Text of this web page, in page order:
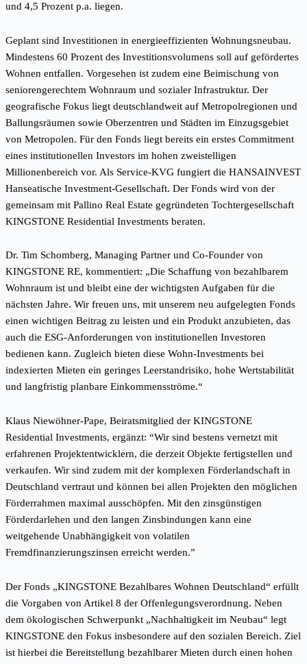
und 4,5 Prozent p.a. liegen.
Geplant sind Investitionen in energieeffizienten Wohnungsneubau.
Mindestens 60 Prozent des Investitionsvolumens soll auf gefördertes
Wohnen entfallen. Vorgesehen ist zudem eine Beimischung von
seniorengerechtem Wohnraum und sozialer Infrastruktur. Der
geografische Fokus liegt deutschlandweit auf Metropolregionen und
Ballungsräumen sowie Oberzentren und Städten im Einzugsgebiet
von Metropolen. Für den Fonds liegt bereits ein erstes Commitment
eines institutionellen Investors im hohen zweistelligen
Millionenbereich vor. Als Service-KVG fungiert die HANSAINVEST
Hanseatische Investment-Gesellschaft. Der Fonds wird von der
gemeinsam mit Pallino Real Estate gegründeten Tochtergesellschaft
KINGSTONE Residential Investments beraten.
Dr. Tim Schomberg, Managing Partner und Co-Founder von
KINGSTONE RE, kommentiert: „Die Schaffung von bezahlbarem
Wohnraum ist und bleibt eine der wichtigsten Aufgaben für die
nächsten Jahre. Wir freuen uns, mit unserem neu aufgelegten Fonds
einen wichtigen Beitrag zu leisten und ein Produkt anzubieten, das
auch die ESG-Anforderungen von institutionellen Investoren
bedienen kann. Zugleich bieten diese Wohn-Investments bei
indexierten Mieten ein geringes Leerstandrisiko, hohe Wertstabilität
und langfristig planbare Einkommensströme.“
Klaus Niewöhner-Pape, Beiratsmitglied der KINGSTONE
Residential Investments, ergänzt: “Wir sind bestens vernetzt mit
erfahrenen Projektentwicklern, die derzeit Objekte fertigstellen und
verkaufen. Wir sind zudem mit der komplexen Förderlandschaft in
Deutschland vertraut und können bei allen Projekten den möglichen
Förderrahmen maximal ausschöpfen. Mit den zinsgünstigen
Förderdarlehen und den langen Zinsbindungen kann eine
weitgehende Unabhängigkeit von volatilen
Fremdfinanzierungszinsen erreicht werden.”
Der Fonds „KINGSTONE Bezahlbares Wohnen Deutschland“ erfüllt
die Vorgaben von Artikel 8 der Offenlegungsverordnung. Neben
dem ökologischen Schwerpunkt „Nachhaltigkeit im Neubau“ legt
KINGSTONE den Fokus insbesondere auf den sozialen Bereich. Ziel
ist hierbei die Bereitstellung bezahlbarer Mieten durch einen hohen